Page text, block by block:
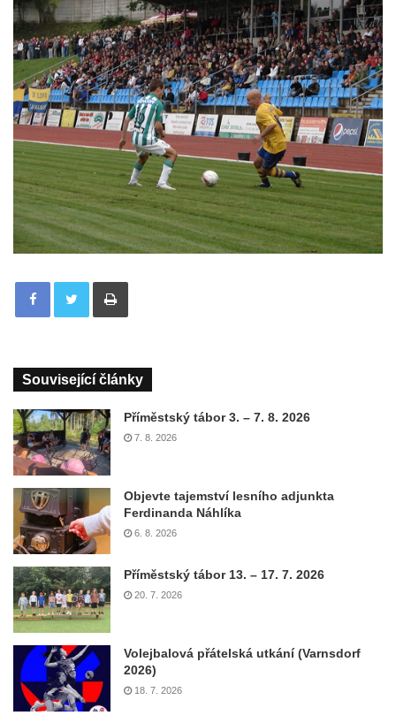
Tisknout
Související články
Příměstský tábor 3. – 7. 8. 2026
7. 8. 2026
Objevte tajemství lesního adjunkta
Ferdinanda Náhlíka
6. 8. 2026
Příměstský tábor 13. – 17. 7. 2026
20. 7. 2026
Volejbalová přátelská utkání (Varnsdorf
2026)
18. 7. 2026